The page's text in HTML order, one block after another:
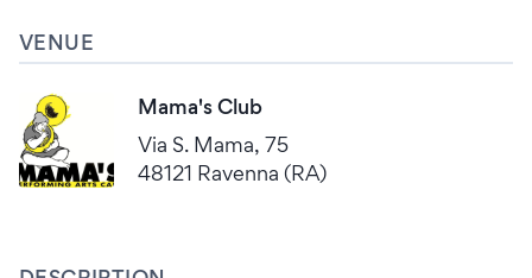
VENUE
Mama's Club
Via S. Mama, 75
48121 Ravenna (RA)